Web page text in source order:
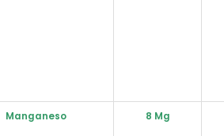
Manganeso 8 Mg